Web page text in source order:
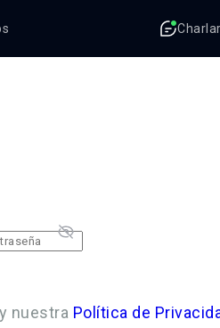
Charlar
y nuestra Política de